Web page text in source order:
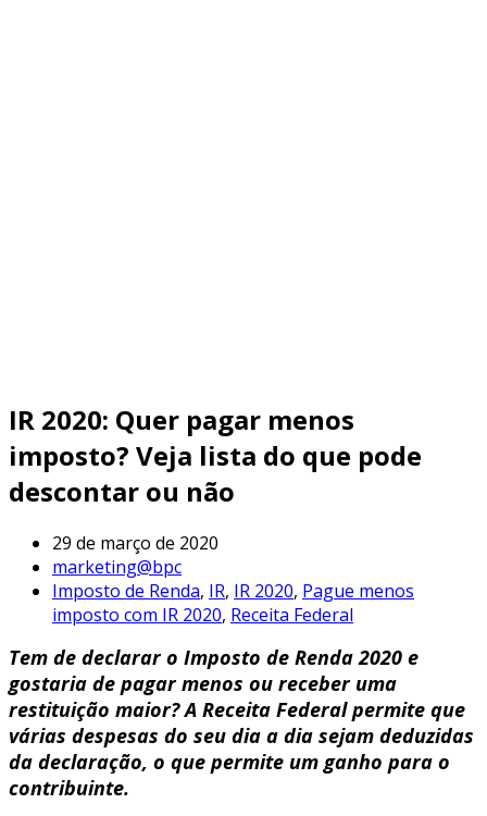
IR 2020: Quer pagar menos
imposto? Veja lista do que pode
descontar ou não
29 de março de 2020
marketing@bpc
Imposto de Renda, IR, IR 2020, Pague menos
imposto com IR 2020, Receita Federal
Tem de declarar o Imposto de Renda 2020 e
gostaria de pagar menos ou receber uma
restituição maior? A Receita Federal permite que
várias despesas do seu dia a dia sejam deduzidas
da declaração, o que permite um ganho para o
contribuinte.